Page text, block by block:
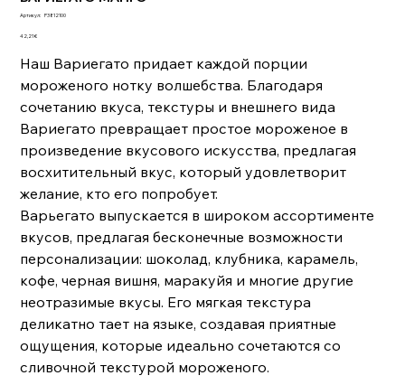
Артикул:
Артикул:
P3812100
Цена
42,21 €
Наш Вариегато придает каждой порции
мороженого нотку волшебства. Благодаря
сочетанию вкуса, текстуры и внешнего вида
Вариегато превращает простое мороженое в
произведение вкусового искусства, предлагая
восхитительный вкус, который удовлетворит
желание, кто его попробует.
Варьегато выпускается в широком ассортименте
вкусов, предлагая бесконечные возможности
персонализации: шоколад, клубника, карамель,
кофе, черная вишня, маракуйя и многие другие
неотразимые вкусы. Его мягкая текстура
деликатно тает на языке, создавая приятные
ощущения, которые идеально сочетаются со
сливочной текстурой мороженого.